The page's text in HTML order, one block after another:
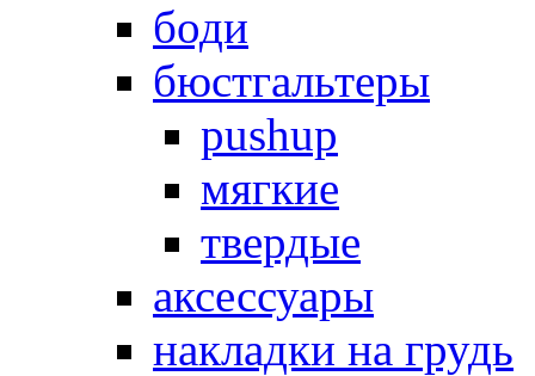
боди
бюстгальтеры
pushup
мягкие
твердые
аксессуары
накладки на грудь